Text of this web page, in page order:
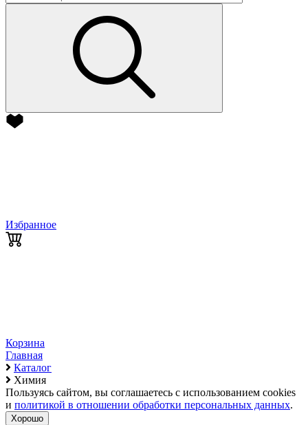
Избранное
Корзина
Главная
Каталог
Химия
Пользуясь сайтом, вы соглашаетесь с использованием cookies
и политикой в отношении обработки персональных данных.
Хорошо